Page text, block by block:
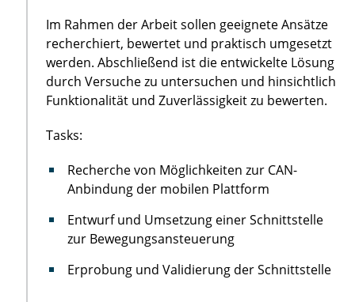
Im Rahmen der Arbeit sollen geeignete Ansätze
recherchiert, bewertet und praktisch umgesetzt
werden. Abschließend ist die entwickelte Lösung
durch Versuche zu untersuchen und hinsichtlich
Funktionalität und Zuverlässigkeit zu bewerten.
Tasks:
Recherche von Möglichkeiten zur CAN-
Anbindung der mobilen Plattform
Entwurf und Umsetzung einer Schnittstelle
zur Bewegungsansteuerung
Erprobung und Validierung der Schnittstelle